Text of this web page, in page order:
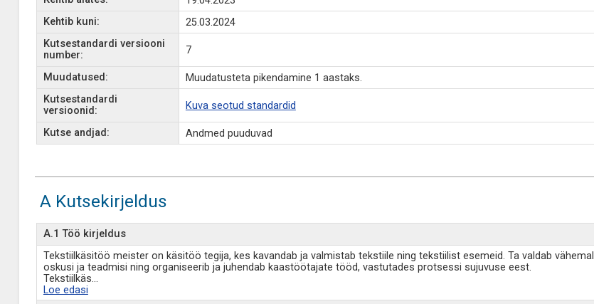
Kehtib kuni:
25.03.2024
Kutsestandardi versiooni
number:
7
Muudatused:
Muudatusteta pikendamine 1 aastaks.
Kutsestandardi
versioonid:
Kuva seotud standardid
Kutse andjad: Andmed puuduvad
A Kutsekirjeldus
A.1 Töö kirjeldus
Tekstiilkäsitöö meister on käsitöö tegija, kes kavandab ja valmistab tekstiile ning tekstiilist esemeid. Ta valdab
oskusi ja teadmisi ning organiseerib ja juhendab kaastöötajate tööd, vastutades protsessi sujuvuse eest.
Tekstiilkäs...
Loe edasi